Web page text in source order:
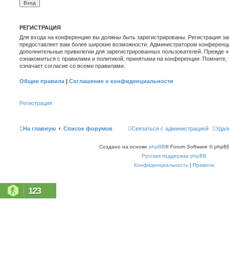
РЕГИСТРАЦИЯ
Для входа на конференцию вы должны быть зарегистрированы. Регистрация
предоставляет вам более широкие возможности. Администратором
дополнительные привилегии для зарегистрированных пользователей. Прежде
ознакомиться с правилами и политикой, принятыми на конференции.
означает согласие со всеми правилами.
Общие правила | Соглашение о конфиденциальности
Регистрация
На главную Список форумов Связаться с администрацией
Создано на основе phpBB® Forum Software ©
Русская поддержка phpBB
Конфиденциальность | Правила
123